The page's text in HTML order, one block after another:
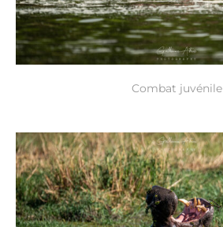
Combat juvénile